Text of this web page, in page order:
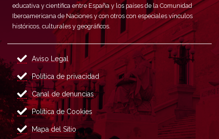
educativa y científica entre España y los países de la Comunidad
Iberoamericana de Naciones y con otros con especiales vínculos
históricos, culturales y geográficos.
Aviso Legal
Política de privacidad
Canal de denuncias
Política de Cookies
Mapa del Sitio